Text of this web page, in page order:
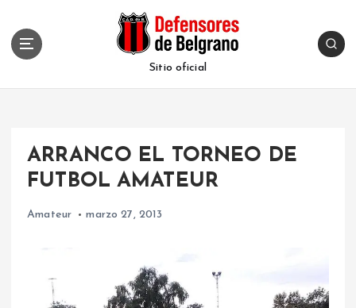
Sitio oficial
ARRANCO EL TORNEO DE
FUTBOL AMATEUR
Amateur marzo 27, 2013